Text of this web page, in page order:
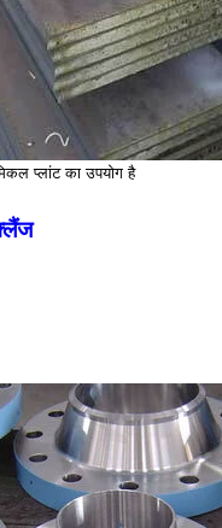
प्लांट का उपयोग है